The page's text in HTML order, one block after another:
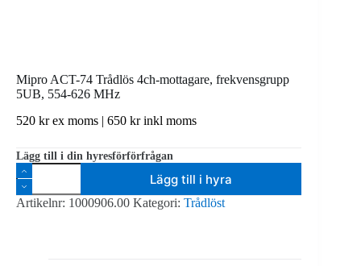
Mipro ACT-74 Trådlös 4ch-mottagare, frekvensgrupp
5UB, 554-626 MHz
520 krex moms | 650 krinkl moms
Lägg till i din hyresförförfrågan
Mipro
ACT-
74
Trådlös
Lägg till i hyra
Artikelnr: 1000906.00 Kategori: Trådlöst